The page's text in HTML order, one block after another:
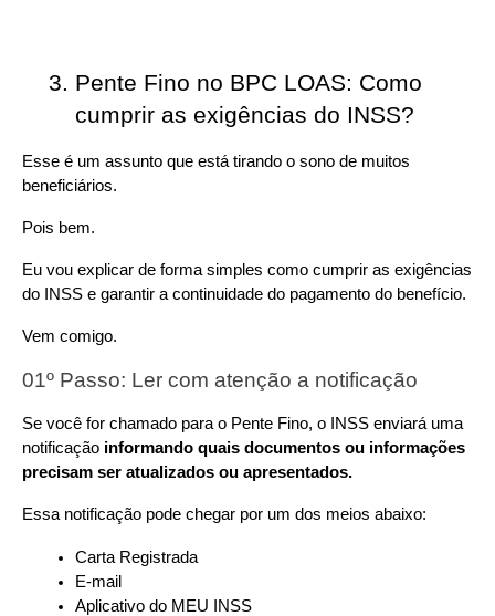
Pente Fino no BPC LOAS: Como
cumprir as exigências do INSS?
Esse é um assunto que está tirando o sono de muitos
beneficiários.
Pois bem.
Eu vou explicar de forma simples como cumprir as exigências
do INSS e garantir a continuidade do pagamento do benefício.
Vem comigo.
01º Passo: Ler com atenção a notificação
Se você for chamado para o Pente Fino, o INSS enviará uma
notificação informando quais documentos ou informações
precisam ser atualizados ou apresentados.
Essa notificação pode chegar por um dos meios abaixo:
Carta Registrada
E-mail
Aplicativo do MEU INSS